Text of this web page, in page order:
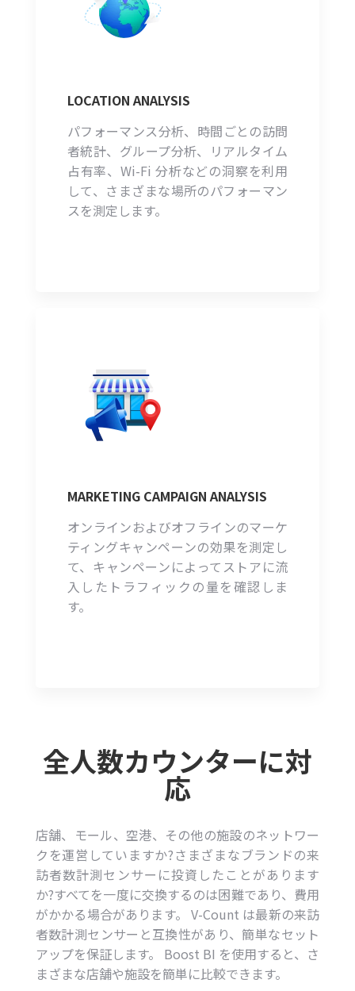
LOCATION ANALYSIS
パフォーマンス分析、時間ごとの訪問
者統計、グループ分析、リアルタイム
占有率、Wi-Fi 分析などの洞察を利用
して、さまざまな場所のパフォーマン
スを測定します。
MARKETING CAMPAIGN ANALYSIS
オンラインおよびオフラインのマーケ
ティングキャンペーンの効果を測定し
て、キャンペーンによってストアに流
入したトラフィックの量を確認しま
す。
全人数カウンターに対
応
店舗、モール、空港、その他の施設のネットワー
クを運営していますか?さまざまなブランドの来
訪者数計測センサーに投資したことがあります
か?すべてを一度に交換するのは困難であり、費用
がかかる場合があります。 V-Count は最新の来訪
者数計測センサーと互換性があり、簡単なセット
アップを保証します。 Boost BI を使用すると、さ
まざまな店舗や施設を簡単に比較できます。